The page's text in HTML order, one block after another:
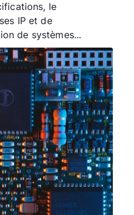
le
IP et de
de systèmes...